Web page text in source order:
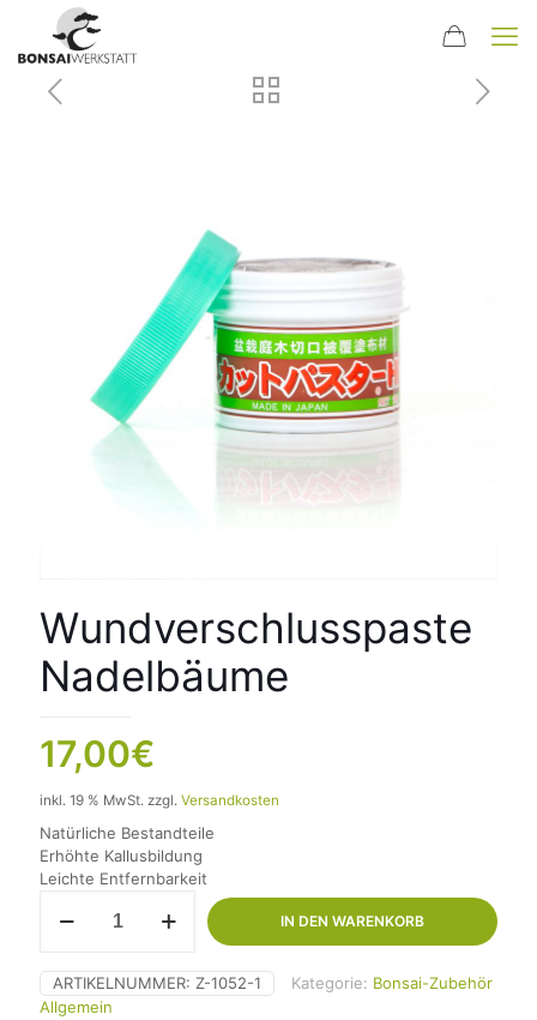
Wundverschlusspaste
Nadelbäume
17,00€
inkl. 19 % MwSt. zzgl. Versandkosten
Natürliche Bestandteile
Erhöhte Kallusbildung
Leichte Entfernbarkeit
Nadelbäume
IN DEN WARENKORB
ARTIKELNUMMER: Z-1052-1 Kategorie: Bonsai-Zubehör
Allgemein